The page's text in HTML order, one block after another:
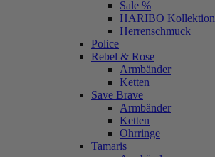
Sale %
HARIBO Kollektion
Herrenschmuck
Police
Rebel & Rose
Armbänder
Ketten
Save Brave
Armbänder
Ketten
Ohrringe
Tamaris